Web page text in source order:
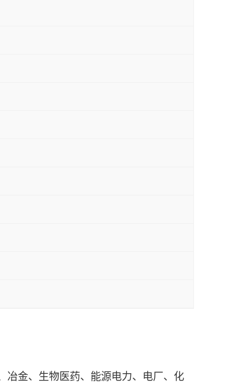
冶金、生物医药、能源电力、电厂、化